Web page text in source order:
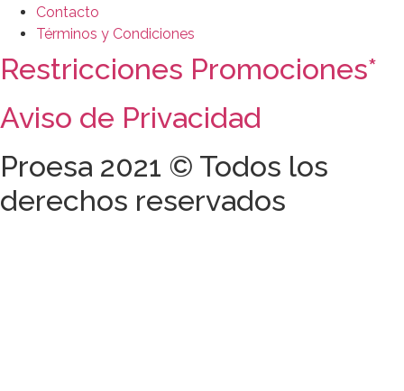
Contacto
Términos y Condiciones
Restricciones Promociones*
Aviso de Privacidad
Proesa 2021 © Todos los
derechos reservados